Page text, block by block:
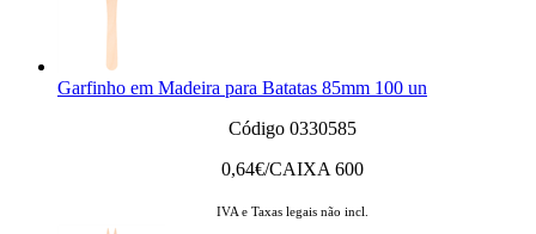
Garfinho em Madeira para Batatas 85mm 100 un
Código 0330585
0,64€/CAIXA 600
IVA e Taxas legais não incl.